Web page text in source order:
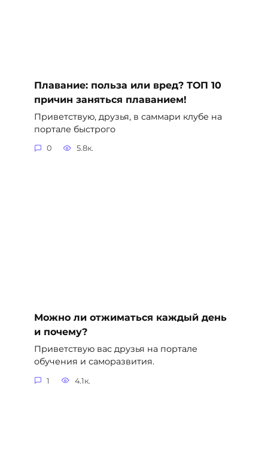
Плавание: польза или вред? ТОП 10
причин заняться плаванием!
Приветствую, друзья, в саммари клубе на
портале быстрого
0 5.8к.
Можно ли отжиматься каждый день
и почему?
Приветствую вас друзья на портале
обучения и саморазвития.
1 4.1к.